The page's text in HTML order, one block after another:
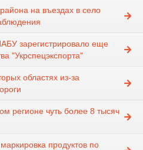
на въездах в село
зарегистрировало еще
"Укрспецэкспорта"
областях из-за
регионе чуть более 8 тысяч
продуктов по